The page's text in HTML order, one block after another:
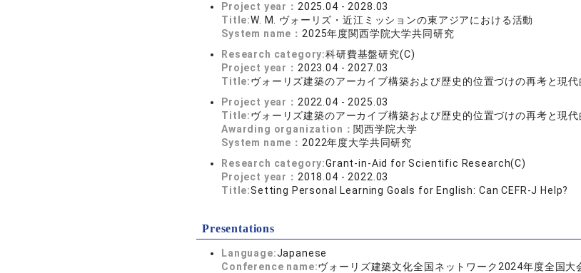
Project year： 2025.04 - 2028.03
Title:W. M. ヴォーリズ・近江ミッションの東アジアにおける活動
System name： 2025年度関西学院大学共同研究
Research category:科研費基盤研究(C)
Project year： 2023.04 - 2027.03
Title:ヴォーリズ建築のアーカイブ構築および歴史的位置づけの再考と現
Project year： 2022.04 - 2025.03
Title:ヴォーリズ建築のアーカイブ構築および歴史的位置づけの再考と現
Awarding organization： 関西学院大学
System name： 2022年度大学共同研究
Research category:Grant-in-Aid for Scientific Research(C)
Project year： 2018.04 - 2022.03
Title:Setting Personal Learning Goals for English: Can CEFR-J Help?
Presentations
Language:Japanese
Conference name:ヴォーリズ建築文化全国ネットワーク2024年度全国大